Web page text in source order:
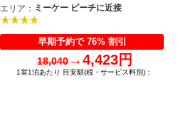
エリア： ミーケー ビーチに近接
早期予約で 76% 割引
18,040→4,423円
1室1泊あたり 目安額(税・サービス料別)：